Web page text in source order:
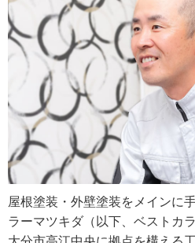
屋根塗装・外壁塗装をメインに
ラーマツキダ（以下、ベストカ